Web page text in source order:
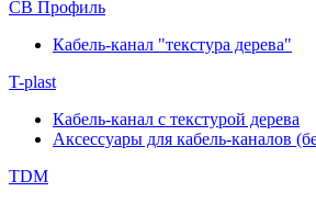
СВ Профиль
Кабель-канал "текстура дерева"
T-plast
Кабель-канал с текстурой дерева
Аксессуары для кабель-каналов
TDM